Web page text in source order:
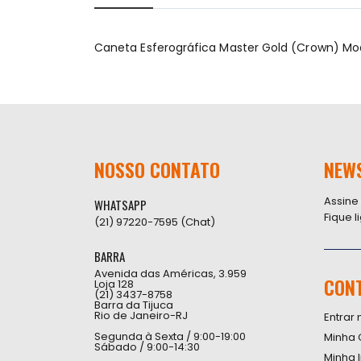
início
de
Caneta Esferográfica Master Gold (Crown)
NOSSO CONTATO
WHATSAPP
(21) 97220-7595 (Chat)
BARRA
Avenida das Américas, 3.959
Loja 128
(21) 3437-8758
Barra da Tijuca
Rio de Janeiro-RJ
Segunda à Sexta / 9:00-19:00
Sábado / 9:00-14:30
Fique
Entrar
Minha
Minha